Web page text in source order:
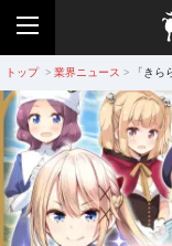
トップ > 業界ニュース > 「き